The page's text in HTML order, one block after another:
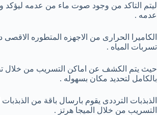
ليتم التاكد من وجود صوت ماء من عدمه
عدمه .
الكاميرا الحرارى من الاجهزه المتطوره
تسربات المياه .
حيث يتم الكشف عن اماكن التسريب من خلال
بالكامل لتحديد مكان بسهوله .
الذبذبات الترددى يقوم بارسال باقة من
التسريب من خلال الميجا هرتز .